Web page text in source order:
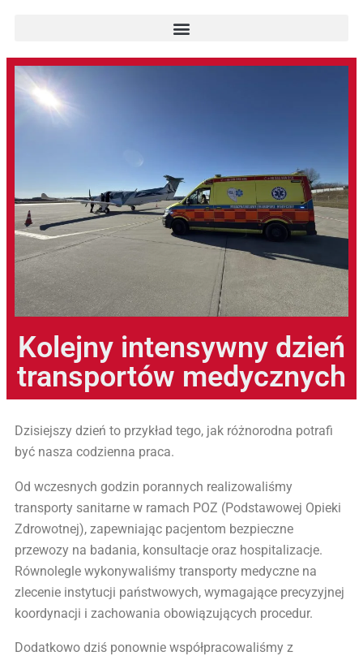
Kolejny intensywny dzień
transportów medycznych
Dzisiejszy dzień to przykład tego, jak różnorodna potrafi
być nasza codzienna praca.
Od wczesnych godzin porannych realizowaliśmy
transporty sanitarne w ramach POZ (Podstawowej Opieki
Zdrowotnej), zapewniając pacjentom bezpieczne
przewozy na badania, konsultacje oraz hospitalizacje.
Równolegle wykonywaliśmy transporty medyczne na
zlecenie instytucji państwowych, wymagające precyzyjnej
koordynacji i zachowania obowiązujących procedur.
Dodatkowo dziś ponownie współpracowaliśmy z